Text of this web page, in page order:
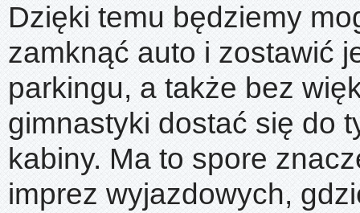
Dzięki temu będziemy
zamknąć auto i zostawić
parkingu, a także bez
gimnastyki dostać się do
kabiny. Ma to spore
imprez wyjazdowych,